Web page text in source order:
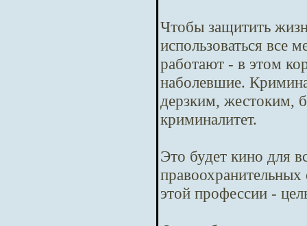
Чтобы защитить
использоваться все
работают - в этом
наболевшие.
дерзким, жестоким,
криминалитет.
Это будет кино для
этой профессии -